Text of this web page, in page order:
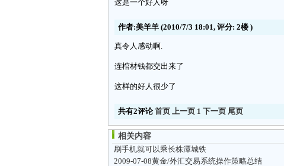
这是一个好人呀
作者:美羊羊 (2010/7/3 18:01, 评分: 2楼 )
真令人感动啊.
连棺材钱都交出来了
这样的好人很少了
共有2评论首页 上一页 1 下一页 尾页
相关内容
刷手机就可以乘长株潭城铁
2009-07-08黄金/外汇交易系统操作策略总结